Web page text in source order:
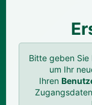
Bitte geben Sie
um Ihr
Ihren